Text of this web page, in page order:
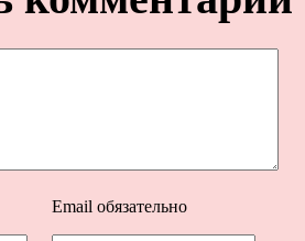
Email обязательно